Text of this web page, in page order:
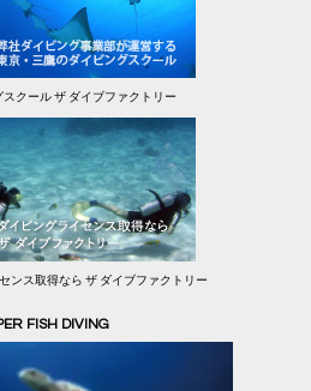
クール ザ ダイブファクトリー
ンス取得なら ザ ダイブファクトリー
FISH DIVING